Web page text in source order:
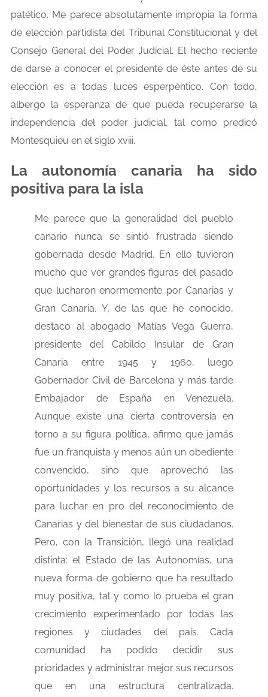
patético. Me parece absolutamente impropia la forma
de elección partidista del Tribunal Constitucional y del
Consejo General del Poder Judicial. El hecho reciente
de darse a conocer el presidente de éste antes de su
elección es a todas luces esperpéntico. Con todo,
albergo la esperanza de que pueda recuperarse la
independencia del poder judicial, tal como predicó
Montesquieu en el siglo xviii.
La autonomía canaria ha sido
positiva para la isla
Me parece que la generalidad del pueblo
canario nunca se sintió frustrada siendo
gobernada desde Madrid. En ello tuvieron
mucho que ver grandes figuras del pasado
que lucharon enormemente por Canarias y
Gran Canaria. Y, de las que he conocido,
destaco al abogado Matías Vega Guerra,
presidente del Cabildo Insular de Gran
Canaria entre 1945 y 1960, luego
Gobernador Civil de Barcelona y más tarde
Embajador de España en Venezuela.
Aunque existe una cierta controversia en
torno a su figura política, afirmo que jamás
fue un franquista y menos aún un obediente
convencido, sino que aprovechó las
oportunidades y los recursos a su alcance
para luchar en pro del reconocimiento de
Canarias y del bienestar de sus ciudadanos.
Pero, con la Transición, llegó una realidad
distinta: el Estado de las Autonomías, una
nueva forma de gobierno que ha resultado
muy positiva, tal y como lo prueba el gran
crecimiento experimentado por todas las
regiones y ciudades del país. Cada
comunidad ha podido decidir sus
prioridades y administrar mejor sus recursos
que en una estructura centralizada.